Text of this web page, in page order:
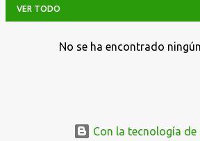
VER TODO
No se ha encontrado
Con la tecnología de